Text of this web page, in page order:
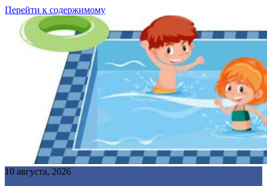
Перейти к содержимому
10 августа, 2026